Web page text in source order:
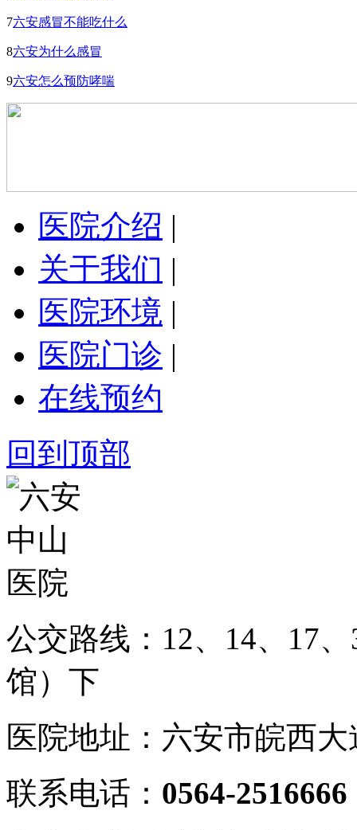
7六安感冒不能吃什么
8六安为什么感冒
9六安怎么预防哮喘
医院介绍 |
关于我们 |
医院环境 |
医院门诊 |
在线预约
回到顶部
公交路线：12、14、17
馆）下
医院地址：六安市皖西
联系电话： 0564-2516666